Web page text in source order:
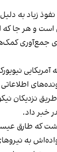
زیاد به
است و هر جا
جمع‌آوری
آمریکایی
اطلاعاتی
طریق نزدیکان
خبر داد.
که طارق
به